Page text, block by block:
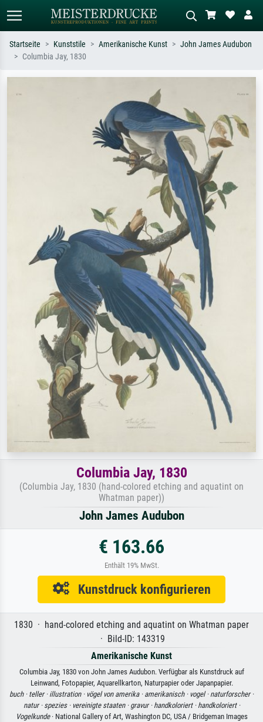
Sternennacht, Impressionismus, Welle
Beschreiben Sie die Szene – z.B. Grüne
Wiese, Abstrakt mit viel Rot, Dunkles
Ölgemälde, Stehender Akt neben einem
Baum.
Startseite Kunststile Amerikanische Kunst
John James Audubon
Columbia Jay, 1830
Columbia Jay, 1830
(Columbia Jay, 1830 (hand-colored etching and aquatint on
Whatman paper))
John James Audubon
€ 163.66
Enthält 19% MwSt.
Kunstdruck konfigurieren
1830 · hand-colored etching and aquatint on Whatman paper
· Bild-ID: 143319
Amerikanische Kunst
Columbia Jay, 1830 von John James Audubon. Verfügbar als Kunstdruck auf
Leinwand, Fotopapier, Aquarellkarton, Naturpapier oder Japanpapier.
buch · teller · illustration · vögel von amerika · amerikanisch · vogel · naturforscher ·
natur · spezies · vereinigte staaten · gravur · handkoloriert · handkoloriert ·
Vogelkunde· National Gallery of Art, Washington DC, USA / Bridgeman Images